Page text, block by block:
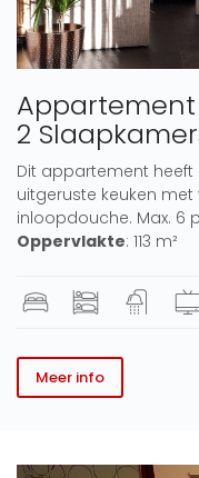
2
Dit appartement
uitgeruste keuken
inloopdouche. Max. 6
Oppervlakte: 113 m²
Meer info